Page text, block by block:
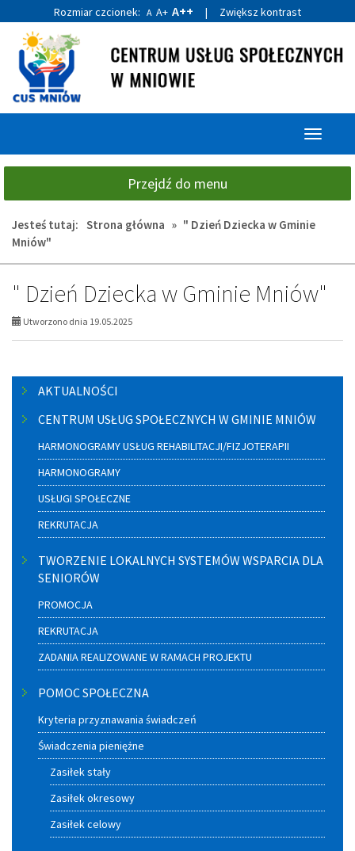
Przejdź
głównej
treści
Przejdź
wyszukiwarki
Rozmiar czcionek: A A+ A++ | Zwiększ kontrast
Przełącz
Przejdź do menu
Jesteś tutaj: Strona główna » " Dzień Dziecka w Gminie
Mniów"
" Dzień Dziecka w Gminie Mniów"
Utworzono dnia 19.05.2025
MenuAKTUALNOŚCI
CENTRUM USŁUG SPOŁECZNYCH W GMINIE MNIÓW
HARMONOGRAMY USŁUG REHABILITACJI/FIZJOTERAPII
HARMONOGRAMY
USŁUGI SPOŁECZNE
REKRUTACJA
TWORZENIE LOKALNYCH SYSTEMÓW WSPARCIA DLA
SENIORÓW
PROMOCJA
REKRUTACJA
ZADANIA REALIZOWANE W RAMACH PROJEKTU
POMOC SPOŁECZNA
Kryteria przyznawania świadczeń
Świadczenia pieniężne
Zasiłek stały
Zasiłek okresowy
Zasiłek celowy